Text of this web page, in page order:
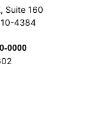
Suite 160
4384
0000